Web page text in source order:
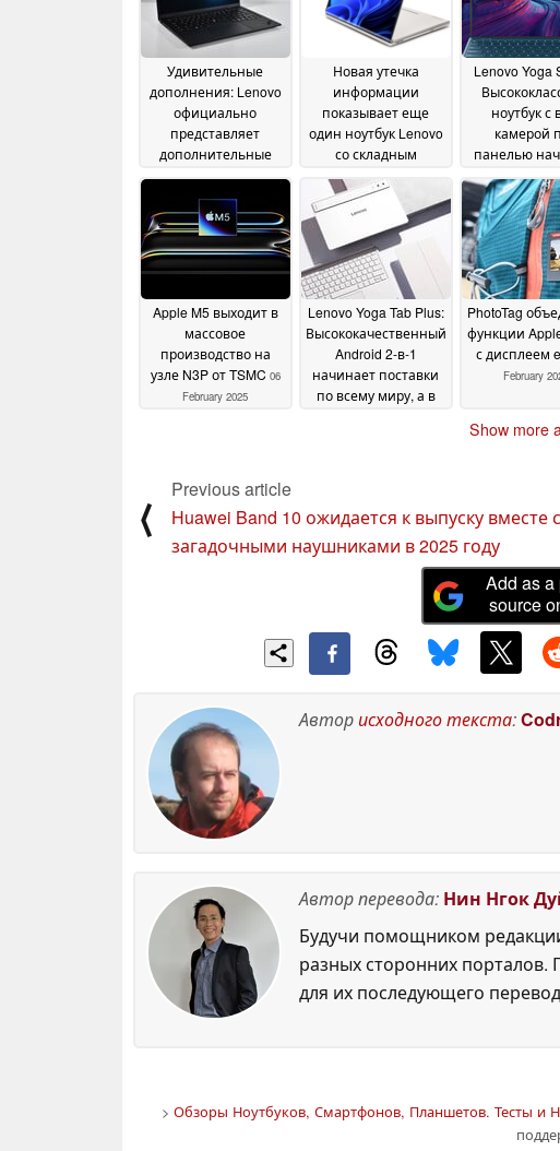
Удивительные
дополнения: Lenovo
официально
представляет
дополнительные
X1 Carbon Gen 13
February 2025
Новая утечка
информации
показывает еще
один ноутбук Lenovo
со складным
18 February 2025
Lenovo Yoga
ноутбук с
камерой
панелью
всему миру
2025
Apple M5 выходит в
массовое
производство на
узле N3P от TSMC 06
February 2025
Lenovo Yoga Tab Plus:
Высококачественный
Android 2-в-1
начинает поставки
по всему миру, а в
PhotoTag
функции
с дисплеем
February
Show more
⟨
Previous article
Huawei Band 10 ожидается к выпуску вместе с
загадочными наушниками в 2025 году
Add as a
source
Авторисходного текста:
Автор перевода: Нин Нгок
Будучи помощником
разных сторонних
для их последующего
> Обзоры Ноутбуков, Смартфонов, Планшетов. Тесты и